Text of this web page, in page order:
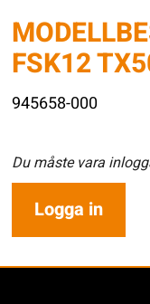
FSK12
945658-000
Du måste vara
Logga in